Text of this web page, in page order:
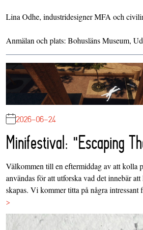
Lina Odhe, industridesigner MFA och
Anmälan och plats: Bohusläns Museum,
2026-06-24
Minifestival: "Escaping
Välkommen till en eftermiddag av att kolla
användas för att utforska vad det innebär
skapas. Vi kommer titta på några
>